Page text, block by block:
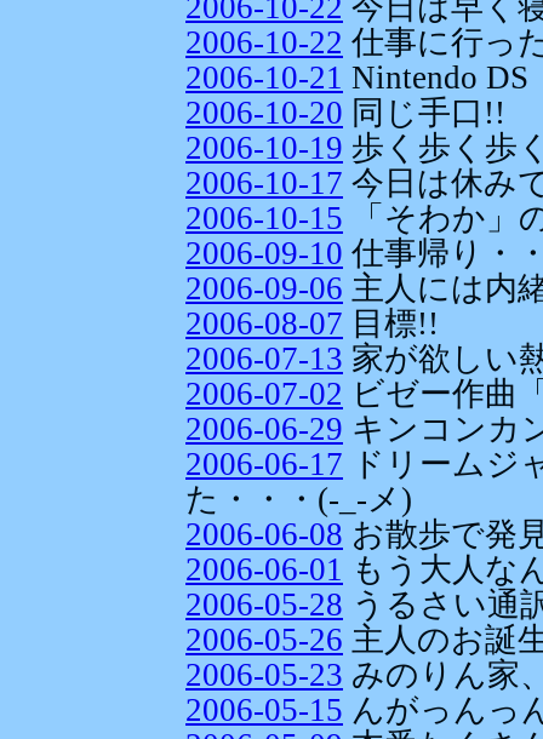
2006-10-22 仕事に行っ
2006-10-21 Nintendo DS
2006-10-20 同じ手口!!
2006-10-19 歩く歩く歩
2006-10-17 今日は休み
2006-10-15 「そわか」
2006-09-10 仕事帰り・
2006-09-06 主人には内
2006-08-07 目標!!
2006-07-13 家が欲しい
2006-07-02 ビゼー作曲
2006-06-29 キンコンカ
2006-06-17 ドリームジ
た・・・(-_-メ)
2006-06-08 お散歩で発
2006-06-01 もう大人な
2006-05-28 うるさい通
2006-05-26 主人のお誕
2006-05-23 みのりん家
2006-05-15 んがっんっ